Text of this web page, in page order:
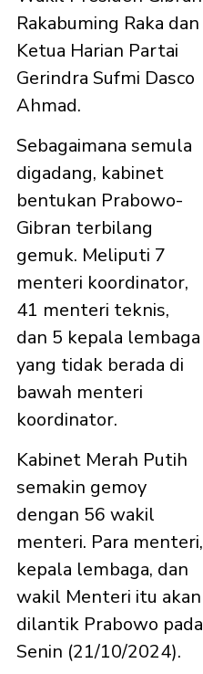
Rakabuming Raka dan
Ketua Harian Partai
Gerindra Sufmi Dasco
Ahmad.
Sebagaimana semula
digadang, kabinet
bentukan Prabowo-
Gibran terbilang
gemuk. Meliputi 7
menteri koordinator,
41 menteri teknis,
dan 5 kepala lembaga
yang tidak berada di
bawah menteri
koordinator.
Kabinet Merah Putih
semakin gemoy
dengan 56 wakil
menteri. Para menteri,
kepala lembaga, dan
wakil Menteri itu akan
dilantik Prabowo pada
Senin (21/10/2024).